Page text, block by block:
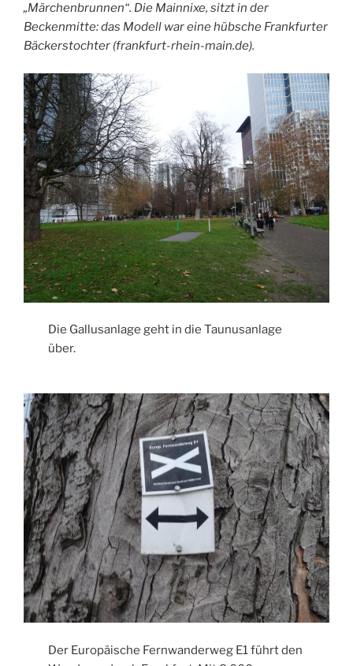
„Märchenbrunnen“. Die Mainnixe, sitzt in der
Beckenmitte: das Modell war eine hübsche Frankfurter
Bäckerstochter (frankfurt-rhein-main.de).
Die Gallusanlage geht in die Taunusanlage
über.
Der Europäische Fernwanderweg E1 führt den